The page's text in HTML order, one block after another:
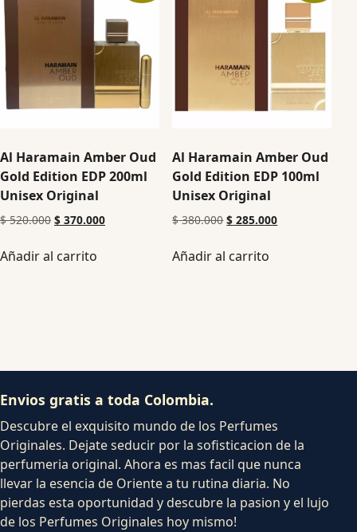
Al Haramain Amber Oud
Gold Edition EDP 200ml
Unisex Original
$520.000 $ 370.000
Añadir al carrito
Al Haramain Amber Oud
Gold Edition EDP 100ml
Unisex Original
$380.000 $ 285.000
Añadir al carrito
Envios gratis a toda Colombia.
Descubre el exquisito mundo de los Perfumes
Originales. Dejate seducir por la sofisticacion de la
perfumeria original. Ahora es mas facil que nunca
llevar la esencia de Oriente a tu rutina diaria. No
pierdas esta oportunidad y descubre la pasion y el lujo
de los Perfumes Originales hoy mismo!